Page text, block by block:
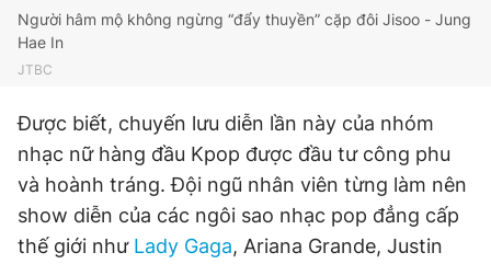
Người hâm mộ không ngừng “đẩy thuyền” cặp đôi Jisoo - Jung
Hae In
JTBC
Được biết, chuyến lưu diễn lần này của nhóm
nhạc nữ hàng đầu Kpop được đầu tư công phu
và hoành tráng. Đội ngũ nhân viên từng làm nên
show diễn của các ngôi sao nhạc pop đẳng cấp
thế giới như Lady Gaga, Ariana Grande, Justin